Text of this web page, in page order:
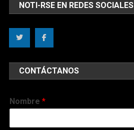
NOTI-RSE EN REDES SOCIALES
CONTÁCTANOS
Nombre*